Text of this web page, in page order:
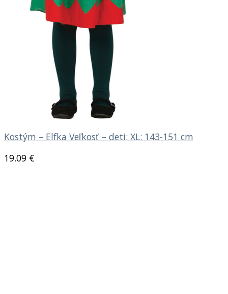
Kostým – Elfka Veľkosť – deti: XL: 143-151 cm
19.09 €